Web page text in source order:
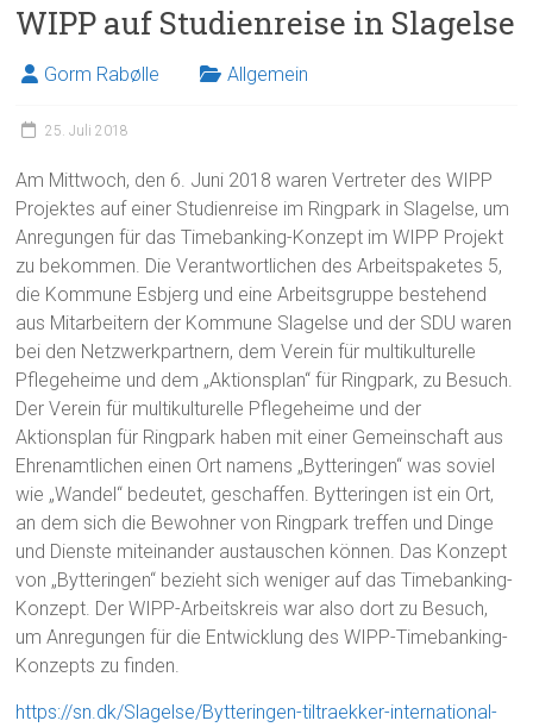
WIPP auf Studienreise in Slagelse
Gorm Rabølle Allgemein
25. Juli 2018
Am Mittwoch, den 6. Juni 2018 waren Vertreter des WIPP
Projektes auf einer Studienreise im Ringpark in Slagelse, um
Anregungen für das Timebanking-Konzept im WIPP Projekt
zu bekommen. Die Verantwortlichen des Arbeitspaketes 5,
die Kommune Esbjerg und eine Arbeitsgruppe bestehend
aus Mitarbeitern der Kommune Slagelse und der SDU waren
bei den Netzwerkpartnern, dem Verein für multikulturelle
Pflegeheime und dem „Aktionsplan“ für Ringpark, zu Besuch.
Der Verein für multikulturelle Pflegeheime und der
Aktionsplan für Ringpark haben mit einer Gemeinschaft aus
Ehrenamtlichen einen Ort namens „Bytteringen“ was soviel
wie „Wandel“ bedeutet, geschaffen. Bytteringen ist ein Ort,
an dem sich die Bewohner von Ringpark treffen und Dinge
und Dienste miteinander austauschen können. Das Konzept
von „Bytteringen“ bezieht sich weniger auf das Timebanking-
Konzept. Der WIPP-Arbeitskreis war also dort zu Besuch,
um Anregungen für die Entwicklung des WIPP-Timebanking-
Konzepts zu finden.
https://sn.dk/Slagelse/Bytteringen-tiltraekker-international-